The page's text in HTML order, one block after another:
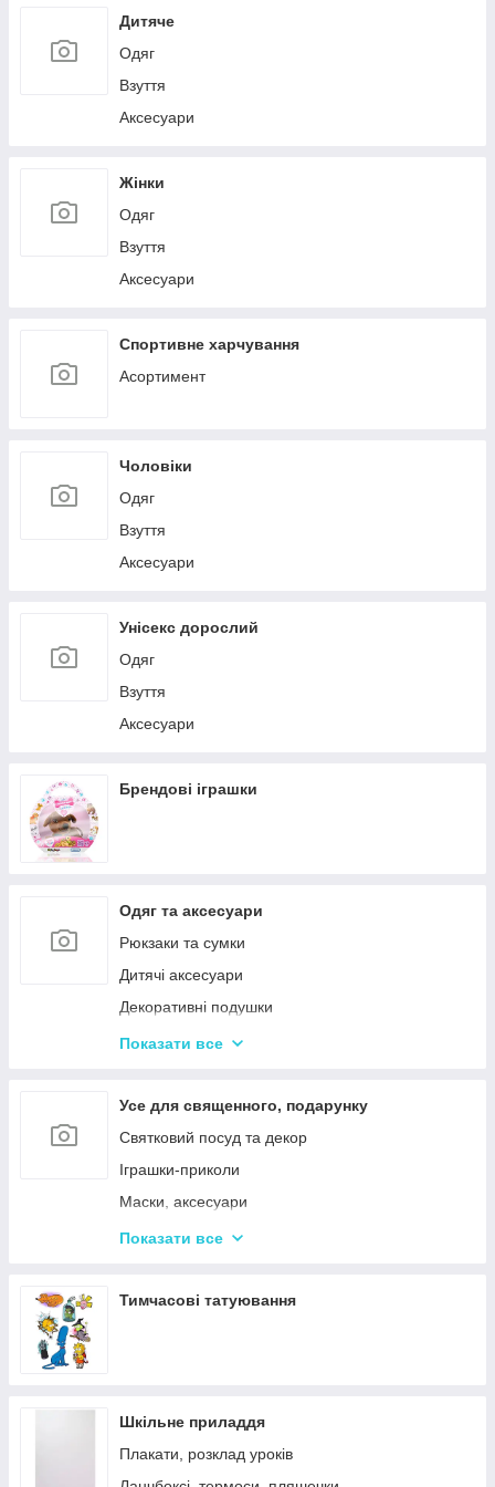
Дитяче
Одяг
Взуття
Аксесуари
Жінки
Одяг
Взуття
Аксесуари
Спортивне харчування
Асортимент
Чоловіки
Одяг
Взуття
Аксесуари
Унісекс дорослий
Одяг
Взуття
Аксесуари
Брендові іграшки
Одяг та аксесуари
Рюкзаки та сумки
Дитячі аксесуари
Декоративні подушки
Дитячі парасольки
Показати все
Усе для священного, подарунку
Святковий посуд та декор
Іграшки-приколи
Маски, аксесуари
Повітряні кульки
Фоторамки і фотоальбоми
Показати все
Тимчасові татуювання
Шкільне приладдя
Плакати, розклад уроків